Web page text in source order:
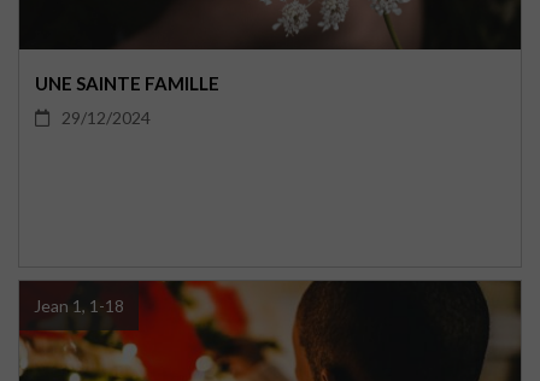
UNE SAINTE FAMILLE
29/12/2024
Jean 1, 1-18